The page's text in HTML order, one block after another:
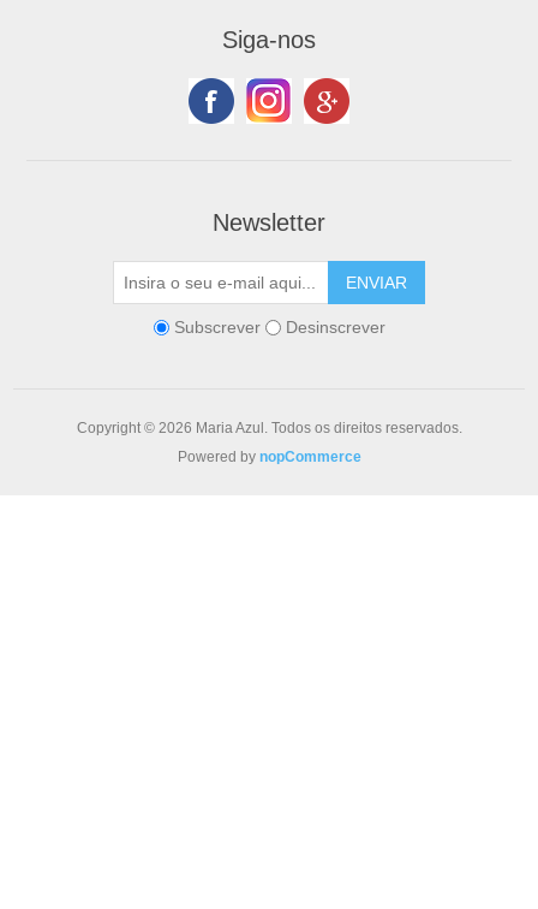
Siga-nos
Newsletter
Subscrever Desinscrever
Copyright © 2026 Maria Azul. Todos os direitos reservados.
Powered by nopCommerce